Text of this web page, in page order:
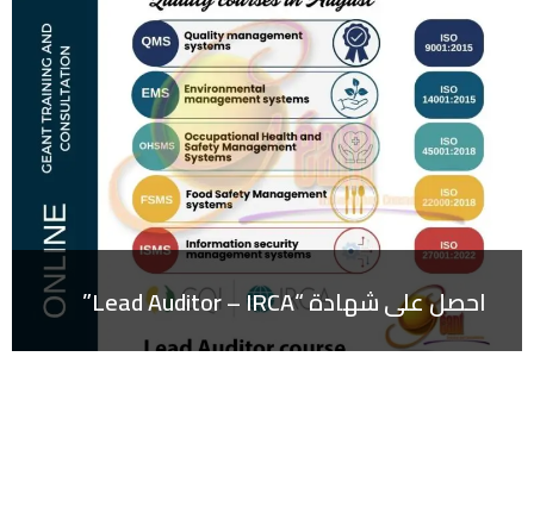
احصل على شهادة “Lead Auditor – IRCA”